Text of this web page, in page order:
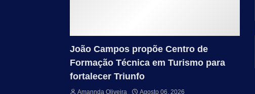
João Campos propõe Centro de
Formação Técnica em Turismo para
fortalecer Triunfo
Amannda Oliveira Agosto 06, 2026